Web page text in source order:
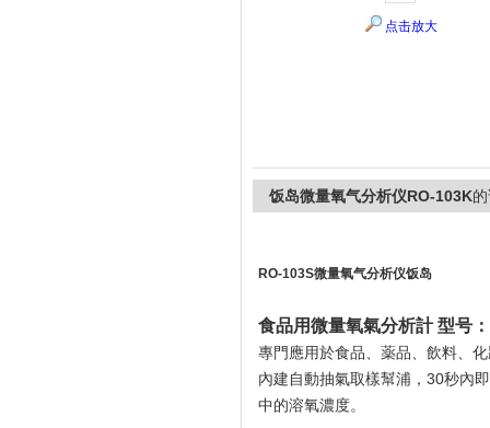
点击放大
饭岛微量氧气分析仪RO-103K
RO-103S微量氧气分析仪饭岛
食品用微量氧氣分析計 型号
專門應用於食品、薬品、飲料、
內建自動抽氣取樣幫浦，30秒內
中的溶氧濃度。